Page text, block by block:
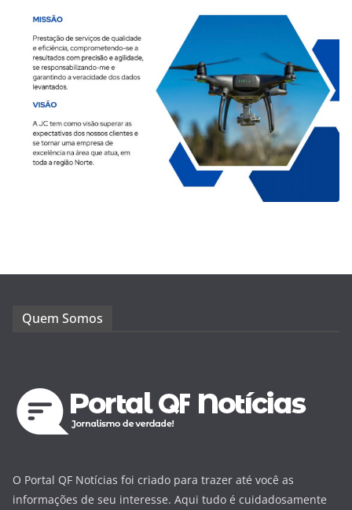
Quem Somos
O Portal QF Notícias foi criado para trazer até você as
informações de seu interesse. Aqui tudo é cuidadosamente